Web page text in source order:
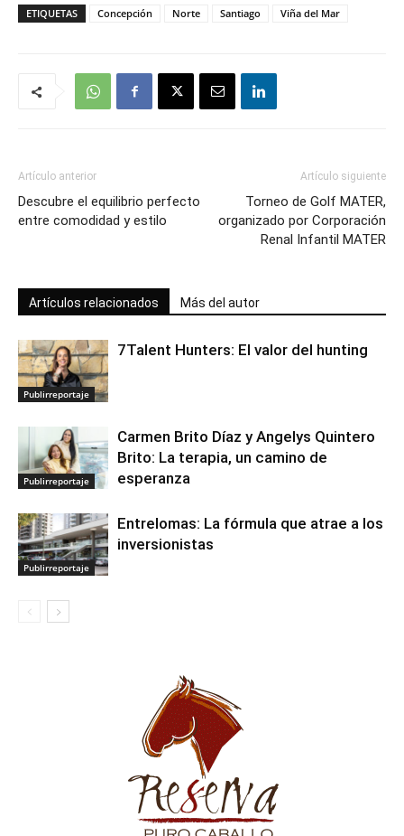
ETIQUETAS Concepción Norte Santiago Viña del Mar
Artículo anterior
Descubre el equilibrio perfecto
entre comodidad y estilo
Artículo siguiente
Torneo de Golf MATER,
organizado por Corporación
Renal Infantil MATER
Artículos relacionados Más del autor
Publirreportaje
7Talent Hunters: El valor del hunting
Publirreportaje
Carmen Brito Díaz y Angelys Quintero
Brito: La terapia, un camino de
esperanza
Publirreportaje
Entrelomas: La fórmula que atrae a los
inversionistas